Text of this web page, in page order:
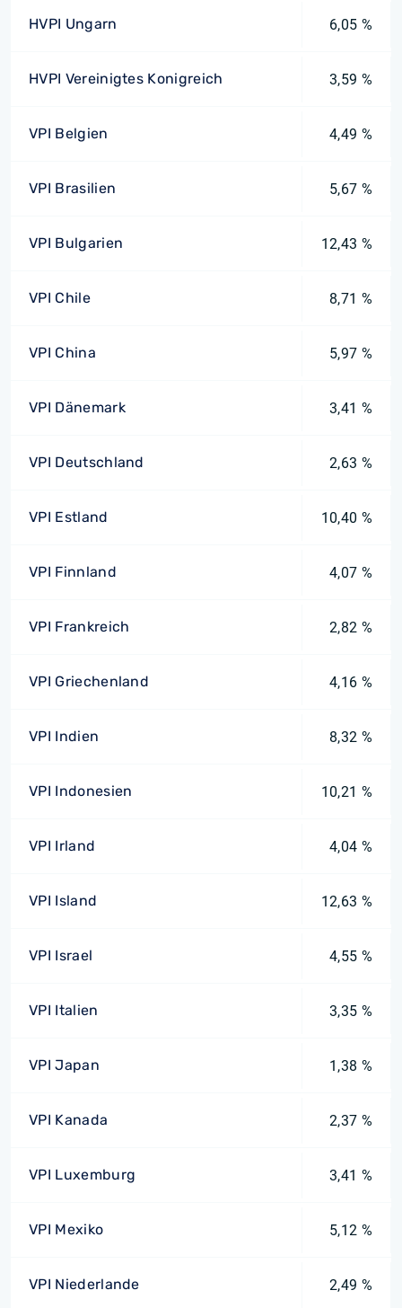
HVPI Ungarn 6,05 %
HVPI Vereinigtes Konigreich 3,59 %
VPI Belgien 4,49 %
VPI Brasilien 5,67 %
VPI Bulgarien 12,43 %
VPI Chile 8,71 %
VPI China 5,97 %
VPI Dänemark 3,41 %
VPI Deutschland 2,63 %
VPI Estland 10,40 %
VPI Finnland 4,07 %
VPI Frankreich 2,82 %
VPI Griechenland 4,16 %
VPI Indien 8,32 %
VPI Indonesien 10,21 %
VPI Irland 4,04 %
VPI Island 12,63 %
VPI Israel 4,55 %
VPI Italien 3,35 %
VPI Japan 1,38 %
VPI Kanada 2,37 %
VPI Luxemburg 3,41 %
VPI Mexiko 5,12 %
VPI Niederlande 2,49 %